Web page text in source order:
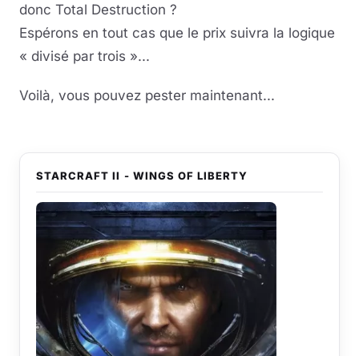
donc Total Destruction ?
Espérons en tout cas que le prix suivra la logique
« divisé par trois »...
Voilà, vous pouvez pester maintenant...
STARCRAFT II - WINGS OF LIBERTY